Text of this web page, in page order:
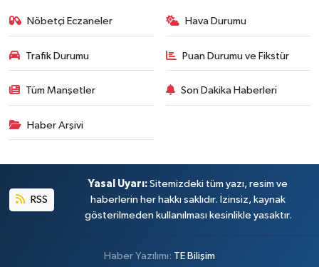
Nöbetçi Eczaneler Hava Durumu
Trafik Durumu Puan Durumu ve Fikstür
Tüm Manşetler Son Dakika Haberleri
Haber Arşivi
RSS
Yasal Uyarı: Sitemizdeki tüm yazı, resim ve
haberlerin her hakkı saklıdır. İzinsiz, kaynak
gösterilmeden kullanılması kesinlikle yasaktır.
Haber Yazılımı: TE Bilişim